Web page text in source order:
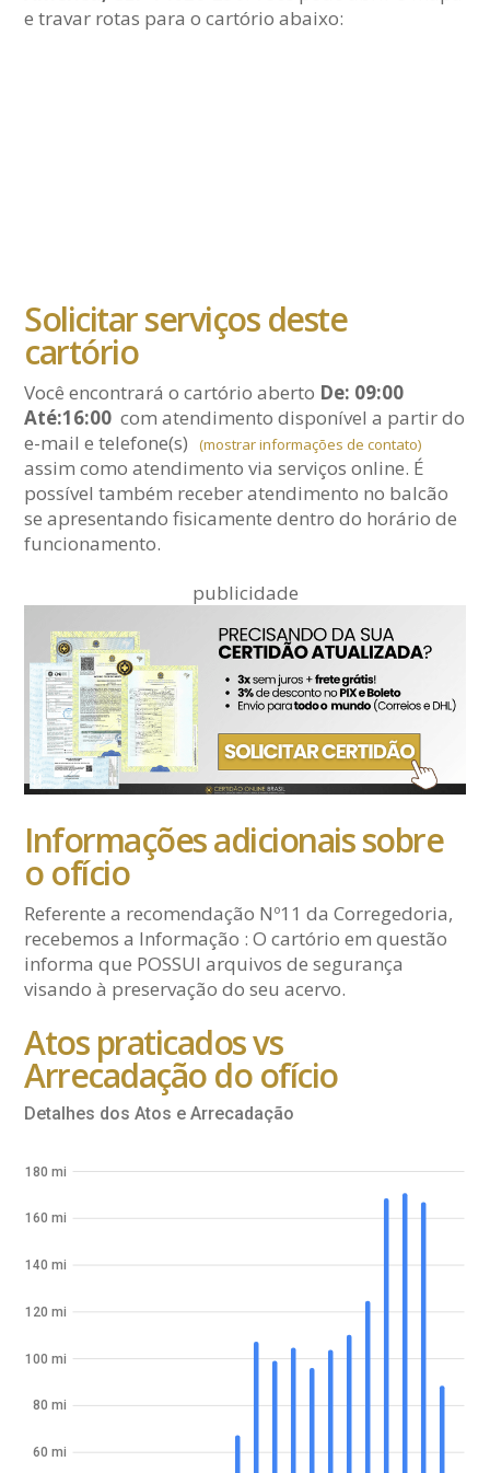
e travar rotas para o cartório abaixo:
Solicitar serviços deste
cartório
Você encontrará o cartório aberto De: 09:00
Até:16:00 com atendimento disponível a partir do
e-maile telefone(s) (mostrar informações de contato)
assim como atendimento via serviços online. É
possível também receber atendimento no balcão
se apresentando fisicamente dentro do horário de
funcionamento.
publicidade
Informações adicionais sobre
o ofício
Referente a recomendação Nº11 da Corregedoria,
recebemos a Informação : O cartório em questão
informa que POSSUI arquivos de segurança
visando à preservação do seu acervo.
Atos praticados vs
Arrecadação do ofício
Detalhes dos Atos e Arrecadação
60 mi
80 mi
100 mi
120 mi
140 mi
160 mi
180 mi